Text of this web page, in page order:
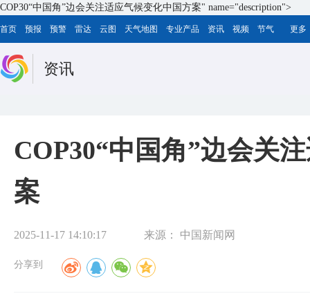
COP30“中国角”边会关注适应气候变化中国方案" name="description">
首页 预报 预警 雷达 云图 天气地图 专业产品 资讯 视频 节气 更多
资讯
COP30“中国角”边会关
案
2025-11-17 14:10:17 来源： 中国新闻网
分享到